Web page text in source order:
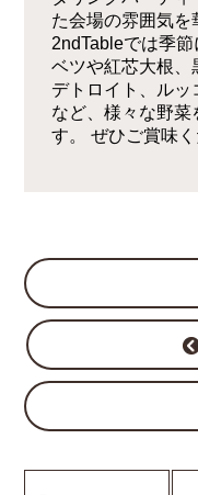
た会場の雰囲気を
2ndTableでは季
ベツや紅芯大根、
デトロイト、ル
など、様々な野菜
す。 ぜひご賞味く